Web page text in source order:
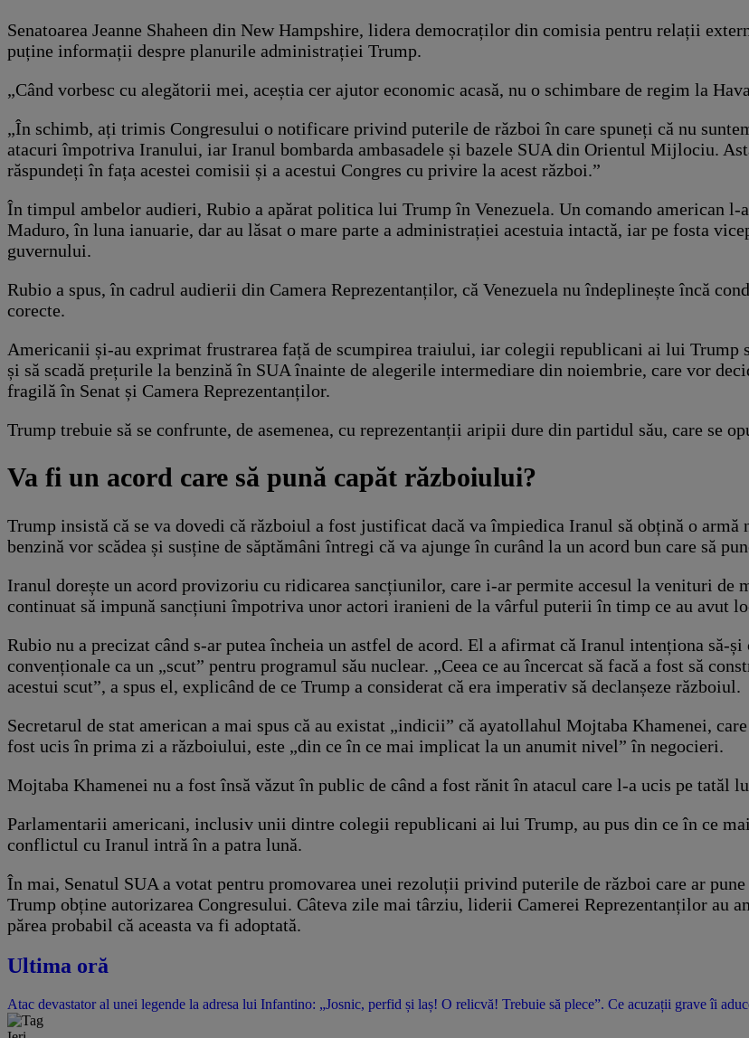
Senatoarea Jeanne Shaheen din New Hampshire, lidera democraților din comisia pentru relații
puține informații despre planurile administrației Trump.
„Când vorbesc cu alegătorii mei, aceștia cer ajutor economic acasă, nu o schimbare de regim la
„În schimb, ați trimis Congresului o notificare privind puterile de război în care spuneți că nu
atacuri împotriva Iranului, iar Iranul bombarda ambasadele și bazele SUA din Orientul Mijlociu.
răspundeți în fața acestei comisii și a acestui Congres cu privire la acest război.”
În timpul ambelor audieri, Rubio a apărat politica lui Trump în Venezuela. Un comando american
Maduro, în luna ianuarie, dar au lăsat o mare parte a administrației acestuia intactă, iar pe fosta
guvernului.
Rubio a spus, în cadrul audierii din Camera Reprezentanților, că Venezuela nu îndeplinește încă
corecte.
Americanii și-au exprimat frustrarea față de scumpirea traiului, iar colegii republicani ai lui Trump
și să scadă prețurile la benzină în SUA înainte de alegerile intermediare din noiembrie, care vor
fragilă în Senat și Camera Reprezentanților.
Trump trebuie să se confrunte, de asemenea, cu reprezentanții aripii dure din partidul său, care se
Va fi un acord care să pună capăt războiului?
Trump insistă că se va dovedi că războiul a fost justificat dacă va împiedica Iranul să obțină o armă
benzină vor scădea și susține de săptămâni întregi că va ajunge în curând la un acord bun care să
Iranul dorește un acord provizoriu cu ridicarea sancțiunilor, care i-ar permite accesul la venituri de
continuat să impună sancțiuni împotriva unor actori iranieni de la vârful puterii în timp ce au avut
Rubio nu a precizat când s-ar putea încheia un astfel de acord. El a afirmat că Iranul intenționa să-
convenționale ca un „scut” pentru programul său nuclear. „Ceea ce au încercat să facă a fost să
acestui scut”, a spus el, explicând de ce Trump a considerat că era imperativ să declanșeze războiul.
Secretarul de stat american a mai spus că au existat „indicii” că ayatollahul Mojtaba Khamenei,
fost ucis în prima zi a războiului, este „din ce în ce mai implicat la un anumit nivel” în negocieri.
Mojtaba Khamenei nu a fost însă văzut în public de când a fost rănit în atacul care l-a ucis pe tatăl
Parlamentarii americani, inclusiv unii dintre colegii republicani ai lui Trump, au pus din ce în ce
conflictul cu Iranul intră în a patra lună.
În mai, Senatul SUA a votat pentru promovarea unei rezoluții privind puterile de război care ar
Trump obține autorizarea Congresului. Câteva zile mai târziu, liderii Camerei Reprezentanților au
părea probabil că aceasta va fi adoptată.
Ultima oră
Atac devastator al unei legende la adresa lui Infantino: „Josnic, perfid și laș! O relicvă! Trebuie să plece”. Ce acuzații grave îi